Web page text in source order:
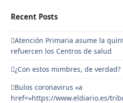
Recent Posts
Atención Primaria asume la
refuercen los Centros de salud
¿Con estos mimbres, de verdad?
Bulos coronavirus «a
href=»https://www.eldiario.es/